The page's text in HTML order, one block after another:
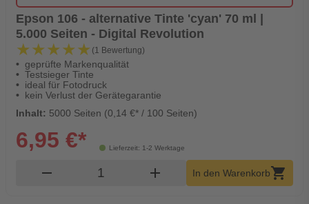
Epson 106 - alternative Tinte 'cyan' 70 ml |
5.000 Seiten - Digital Revolution
★★★★★
★★★★★ (1 Bewertung)
geprüfte Markenqualität
Testsieger Tinte
ideal für Fotodruck
kein Verlust der Gerätegarantie
Inhalt: 5000 Seiten (0,14 €* / 100 Seiten)
Lieferzeit: 1-2 Werktage
6,95 €*
remove Produkt Warenkorb Menge
add In den Warenkorbshopping_cart